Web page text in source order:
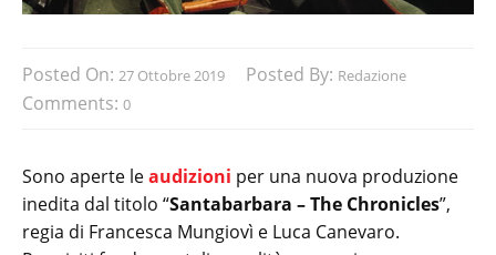
Posted On: 27 Ottobre 2019 Posted By: Redazione
Comments: 0
Sono aperte leaudizioni per una nuova produzione
inedita dal titolo “Santabarbara – The Chronicles”,
regia di Francesca Mungiovì e Luca Canevaro.